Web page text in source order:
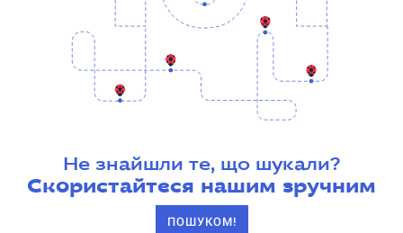
Не знайшли те, що шукали?
Скористайтеся нашим зручним
ПОШУКОМ!